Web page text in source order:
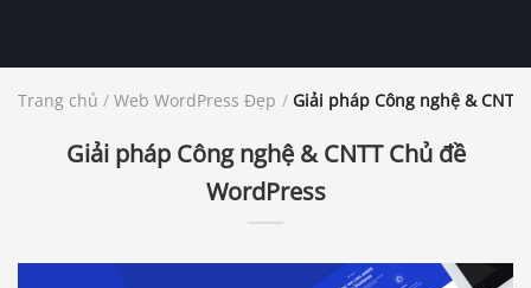
Trang chủ / Web WordPress Đẹp / Giải pháp Công nghệ &
Giải pháp Công nghệ & CNTT Chủ đề
WordPress